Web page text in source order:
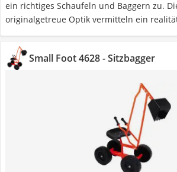
ein richtiges Schaufeln und Baggern zu.
originalgetreue Optik vermitteln ein
Small Foot 4628 - Sitzbagger